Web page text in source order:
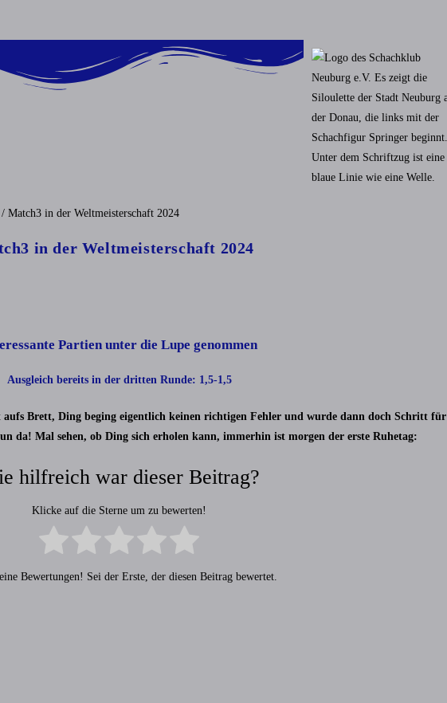
in der Weltmeisterschaft 2024
Partien unter die Lupe genommen
Ausgleich bereits in der dritten Runde: 1,5-1,5
Brett, Ding beging eigentlich keinen richtigen Fehler und wurde dann doch Schritt für
da! Mal sehen, ob Ding sich erholen kann, immerhin ist morgen der erste Ruhetag:
hilfreich war dieser Beitrag?
Klicke auf die Sterne um zu bewerten!
Bewertungen! Sei der Erste, der diesen Beitrag bewertet.